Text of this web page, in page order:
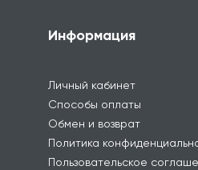
Информация
Личный кабинет
Способы оплаты
Обмен и возврат
Политика
Пользовательское